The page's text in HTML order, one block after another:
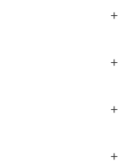
+
+
+
+